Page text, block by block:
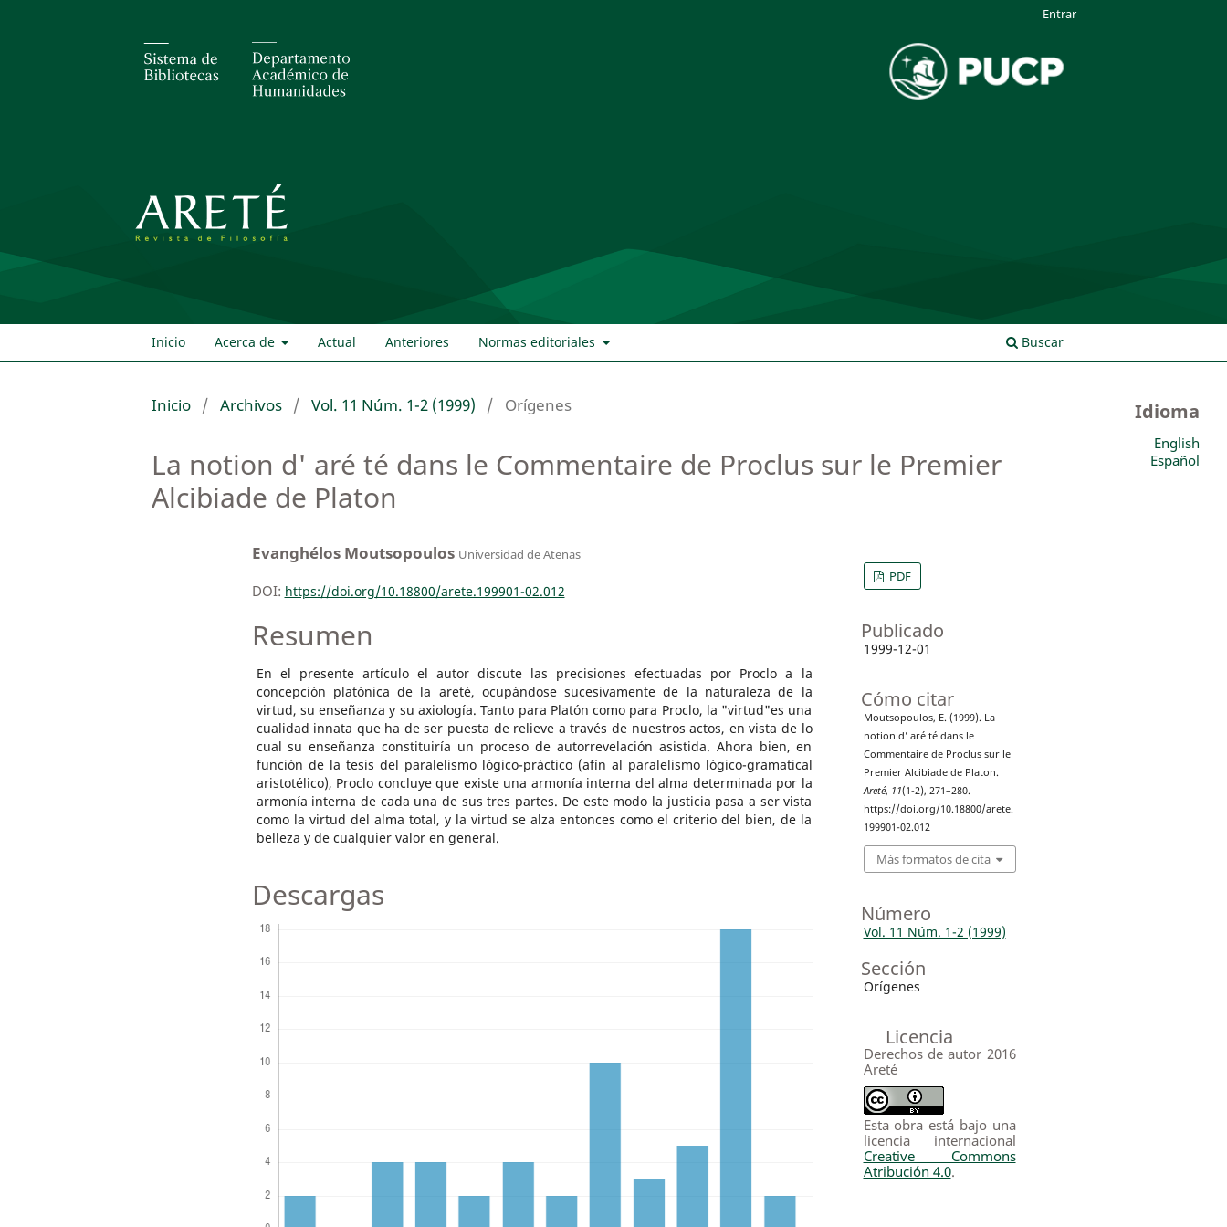
Inicio Acerca de Actual Anteriores Normas editoriales Buscar
Entrar
Inicio / Archivos / Vol. 11 Núm. 1-2 (1999) / Orígenes
La notion d' aré té dans le Commentaire de Proclus sur le Premier
Alcibiade de Platon
Evanghélos Moutsopoulos Universidad de Atenas
DOI: https://doi.org/10.18800/arete.199901-02.012
Resumen
En el presente artículo el autor discute las precisiones efectuadas por Proclo a la
concepción platónica de la areté, ocupándose sucesivamente de la naturaleza de la
virtud, su enseñanza y su axiología. Tanto para Platón como para Proclo, la "virtud"es una
cualidad innata que ha de ser puesta de relieve a través de nuestros actos, en vista de lo
cual su enseñanza constituiría un proceso de autorrevelación asistida. Ahora bien, en
función de la tesis del paralelismo lógico-práctico (afín al paralelismo lógico-gramatical
aristotélico), Proclo concluye que existe una armonía interna del alma determinada por la
armonía interna de cada una de sus tres partes. De este modo la justicia pasa a ser vista
como la virtud del alma total, y la virtud se alza entonces como el criterio del bien, de la
belleza y de cualquier valor en general.
Descargas
PDF
Publicado
1999-12-01
Cómo citar
Moutsopoulos, E. (1999). La
notion d’ aré té dans le
Commentaire de Proclus sur le
Premier Alcibiade de Platon.
Areté, 11(1-2), 271–280.
https://doi.org/10.18800/arete.
199901-02.012
Más formatos de cita
Número
Vol. 11 Núm. 1-2 (1999)
Sección
Orígenes
Licencia
Derechos de autor 2016
Areté
Esta obra está bajo una
licencia internacional
Creative Commons
Atribución 4.0.
Idioma
English
Español